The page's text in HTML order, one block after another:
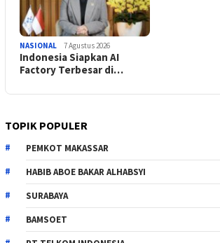
NASIONAL 7 Agustus 2026
Indonesia Siapkan AI
Factory Terbesar di…
TOPIK POPULER
PEMKOT MAKASSAR
HABIB ABOE BAKAR ALHABSYI
SURABAYA
BAMSOET